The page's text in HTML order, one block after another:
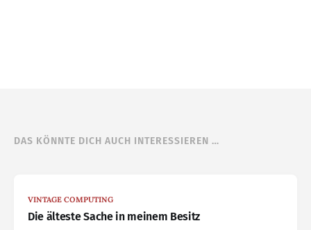
DAS KÖNNTE DICH AUCH INTERESSIEREN …
VINTAGE COMPUTING
Die älteste Sache in meinem Besitz